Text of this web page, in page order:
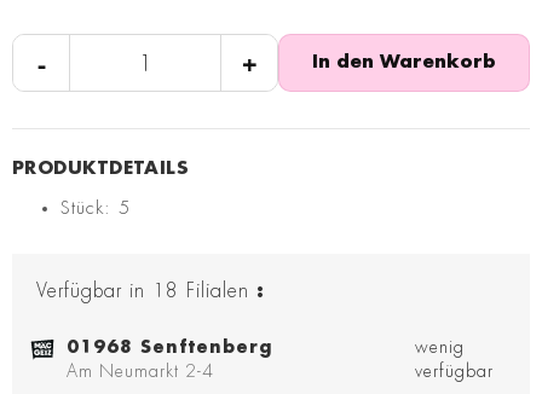
- + In den Warenkorb
Stück: 5
Verfügbar in 18 Filialen :
01968 Senftenberg
Am Neumarkt 2-4
wenig
verfügbar